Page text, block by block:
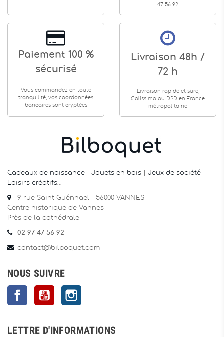
47 56 92
Paiement 100 %
sécurisé
Vous commandez en toute
tranquilité, vos coordonnées
bancaires sont cryptées
Livraison 48h /
72 h
Livraison rapide et sûre,
Colissimo ou DPD en France
métropolitaine
Cadeaux de naissance Jouets en bois Jeux de société
Loisirs créatifs
9 rue Saint Guénhaël - 56000 VANNES
Centre historique de Vannes
Près de la cathédrale
02 97 47 56 92
contact@bilboquet.com
NOUS SUIVRE
FacebookYouTube
LETTRE D'INFORMATIONS